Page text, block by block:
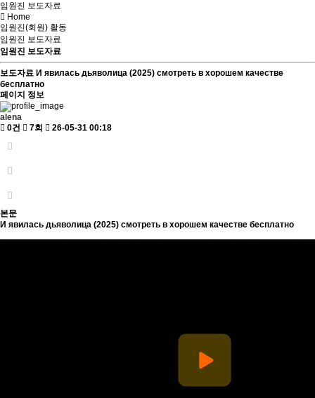
임원진 보도자료
Home
임원진(회원) 활동
임원진 보도자료
임원진 보도자료
보도자료 И явилась дьяволица (2025) смотреть в хорошем качестве
бесплатно
페이지 정보
alena
0건
7회 26-05-31 00:18
본문
И явилась дьяволица (2025) смотреть в хорошем качестве бесплатно